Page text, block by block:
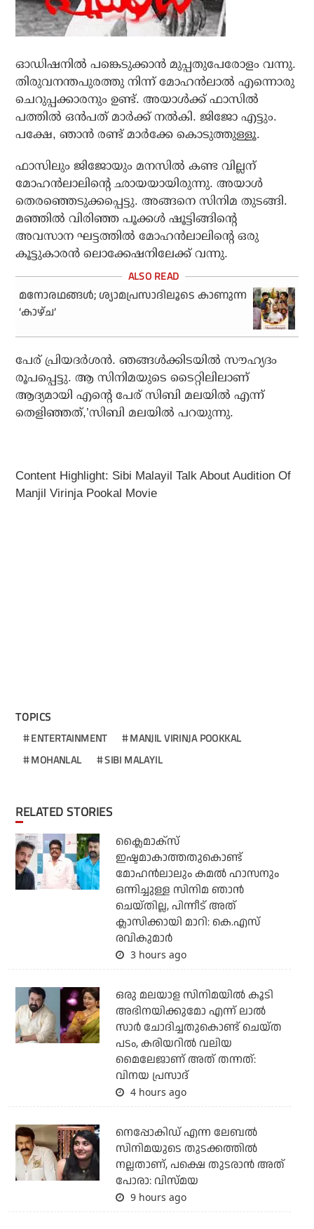
ഓഡിഷനിൽ പങ്കെടുക്കാൻ മുപ്പതുപേരോളം വന്നു.
തിരുവനന്തപുരത്തു നിന്ന് മോഹൻലാൽ എന്നൊരു
ചെറുപ്പക്കാരനും ഉണ്ട്. അയാൾക്ക് ഫാസിൽ
പത്തിൽ ഒൻപത് മാർക്ക് നൽകി. ജിജോ എട്ടും.
പക്ഷേ, ഞാൻ രണ്ട് മാർക്കേ കൊടുത്തുള്ളൂ.
ഫാസിലും ജിജോയും മനസിൽ കണ്ട വില്ലന്
മോഹൻലാലിന്റെ ഛായയായിരുന്നു. അയാൾ
തെരഞ്ഞെടുക്കപ്പെട്ടു. അങ്ങനെ സിനിമ തുടങ്ങി.
മഞ്ഞിൽ വിരിഞ്ഞ പൂക്കൾ ഷൂട്ടിങ്ങിന്റെ
അവസാന ഘട്ടത്തിൽ മോഹൻലാലിൻ്റെ ഒരു
കൂട്ടുകാരൻ ലൊക്കേഷനിലേക്ക് വന്നു.
മനോരഥങ്ങള്‍; ശ്യാമപ്രസാദിലൂടെ കാണുന്ന
‘കാഴ്ച’
പേര് പ്രിയദർശൻ. ഞങ്ങൾക്കിടയിൽ സൗഹ്യദം
രൂപപ്പെട്ടു. ആ സിനിമയുടെ ടൈറ്റിലിലാണ്
ആദ്യമായി എൻ്റെ പേര് സിബി മലയിൽ എന്ന്
തെളിഞ്ഞത്,’സിബി മലയിൽ പറയുന്നു.
Content Highlight: Sibi Malayil Talk About Audition Of
Manjil Virinja Pookal Movie
TOPICS
ENTERTAINMENT
MANJIL VIRINJA POOKKAL
MOHANLAL
SIBI MALAYIL
RELATED STORIES
ക്ലൈമാക്‌സ്
ഇഷ്ടമാകാത്തതുകൊണ്ട്
മോഹന്‍ലാലും കമല്‍ ഹാസനും
ഒന്നിച്ചുള്ള സിനിമ ഞാന്‍
ചെയ്തില്ല, പിന്നീട് അത്
ക്ലാസിക്കായി മാറി: കെ.എസ്
രവികുമാര്‍
3 hours ago
ഒരു മലയാള സിനിമയില്‍ കൂടി
അഭിനയിക്കുമോ എന്ന് ലാല്‍
സാര്‍ ചോദിച്ചതുകൊണ്ട് ചെയ്ത
പടം, കരിയറില്‍ വലിയ
മൈലേജാണ് അത് തന്നത്:
വിനയ പ്രസാദ്
4 hours ago
നെപ്പോകിഡ് എന്ന ലേബൽ
സിനിമയുടെ തുടക്കത്തിൽ
നല്ലതാണ്, പക്ഷെ തുടരാൻ അത്
പോരാ: വിസ്മയ
9 hours ago